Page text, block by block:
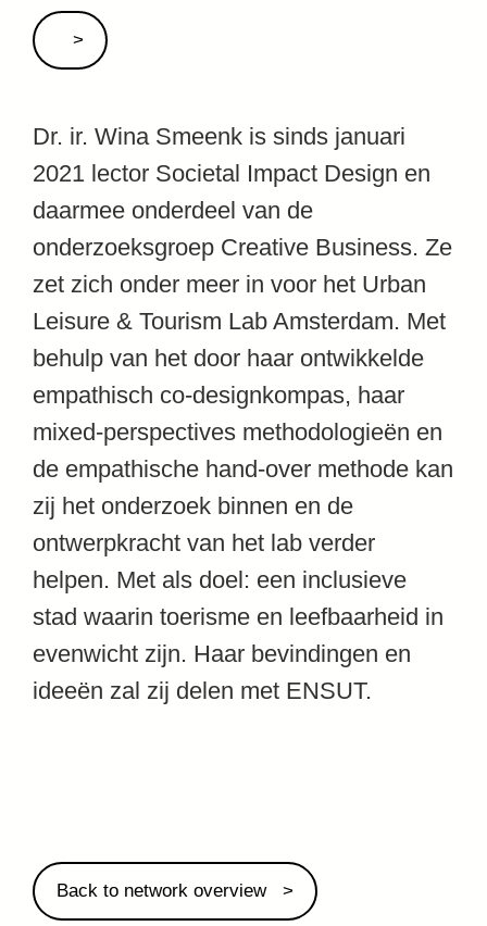
Dr. ir. Wina Smeenk is sinds januari
2021 lector Societal Impact Design en
daarmee onderdeel van de
onderzoeksgroep Creative Business. Ze
zet zich onder meer in voor het Urban
Leisure & Tourism Lab Amsterdam. Met
behulp van het door haar ontwikkelde
empathisch co-designkompas, haar
mixed-perspectives methodologieën en
de empathische hand-over methode kan
zij het onderzoek binnen en de
ontwerpkracht van het lab verder
helpen. Met als doel: een inclusieve
stad waarin toerisme en leefbaarheid in
evenwicht zijn. Haar bevindingen en
ideeën zal zij delen met ENSUT.
Back to network overview